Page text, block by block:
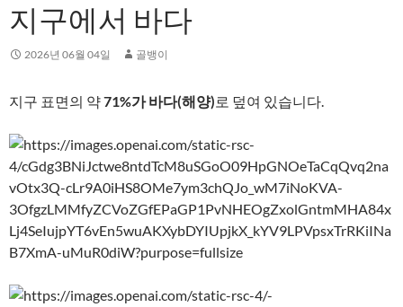
지구에서 바다
2026년 06월 04일 골뱅이
지구 표면의 약71%가 바다(해양) 로 덮여 있습니다.